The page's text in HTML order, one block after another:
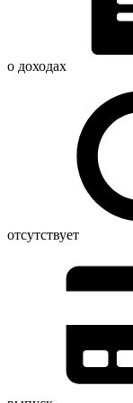
о доходах
отсутствует